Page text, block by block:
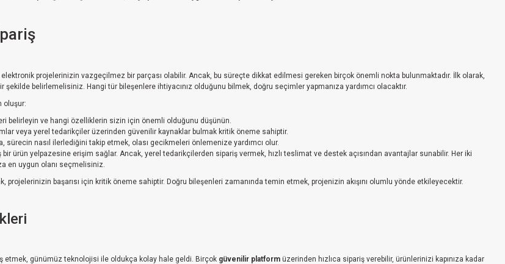
projelerinizin vazgeçilmez bir parçası olabilir. Ancak, bu süreçte dikkat edilmesi gereken birçok önemli nokta bulunmaktadır. İlk olarak,
şekilde belirlemelisiniz. Hangi tür bileşenlere ihtiyacınız olduğunu bilmek, doğru seçimler yapmanıza yardımcı olacaktır.
oluşur:
belirleyin ve hangi özelliklerin sizin için önemli olduğunu düşünün.
veya yerel tedarikçiler üzerinden güvenilir kaynaklar bulmak kritik öneme sahiptir.
sürecin nasıl ilerlediğini takip etmek, olası gecikmeleri önlemenize yardımcı olur.
ürün yelpazesine erişim sağlar. Ancak, yerel tedarikçilerden sipariş vermek, hızlı teslimat ve destek açısından avantajlar sunabilir. Her iki
en uygun olanı seçmelisiniz.
projelerinizin başarısı için kritik öneme sahiptir. Doğru bileşenleri zamanında temin etmek, projenizin akışını olumlu yönde etkileyecektir.
etmek, günümüz teknolojisi ile oldukça kolay hale geldi. Birçok güvenilir platform üzerinden hızlıca sipariş verebilir, ürünlerinizi kapınıza kadar